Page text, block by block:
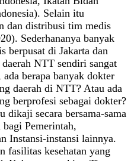
Selain itu
dan distribusi tim medis
Sederhananya banyak
berpusat di Jakarta dan
NTT sendiri sangat
berapa banyak dokter
daerah di NTT? Atau ada
berprofesi sebagai dokter?
dikaji secara bersama-sama
Pemerintah,
Instansi-instansi lainnya.
fasilitas kesehatan yang